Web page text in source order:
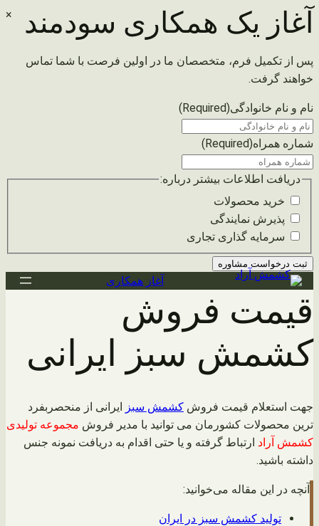
× آغاز یک همکاری سودمند
پس از تکمیل فرم، متخصصان ما در اولین فرصت با شما تماس
خواهند گرفت.
نام و نام خانوادگی(Required)
شماره همراه(Required)
دریافت اطلاعات بیشتر درباره:
خرید محصولات
پذیرش نمایندگی
سرمایه گذاری تجاری
رفتن
به
محتوا
آغاز همکاری
قیمت فروش
کشمش سبز ایرانی
جهت استعلام قیمت فروش کشمش سبز ایرانی از منحصربفرد
ترین محصولات کشورمان می توانید با مدیر فروش مجموعه تولیدی
کشمش آراد ارتباط گرفته و یا حتی اقدام به دریافت نمونه جنس
داشته باشید.
آنچه در این مقاله می‌خوانید:
تولید کشمش سبز در ایران